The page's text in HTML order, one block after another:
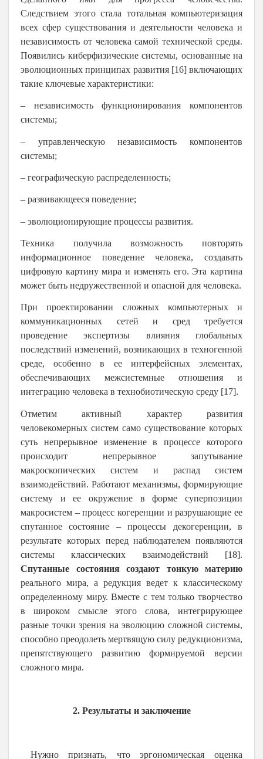
Следствием этого стала тотальная компьютеризация
всех сфер существования и деятельности человека и
независимость от человека самой технической среды.
Появились киберфизические системы, основанные на
эволюционных принципах развития [16] включающих
такие ключевые характеристики:
– независимость функционирования компонентов
системы;
– управленческую независимость компонентов
системы;
– географическую распределенность;
– развивающееся поведение;
– эволюционирующие процессы развития.
Техника получила возможность повторять
информационное поведение человека, создавать
цифровую картину мира и изменять его. Эта картина
может быть недружественной и опасной для человека.
При проектировании сложных компьютерных и
коммуникационных сетей и сред требуется
проведение экспертизы влияния глобальных
последствий изменений, возникающих в техногенной
среде, особенно в ее интерфейсных элементах,
обеспечивающих межсистемные отношения и
интеграцию человека в технобиотическую среду [17].
Отметим активный характер развития
человекомерных систем само существование которых
суть непрерывное изменение в процессе которого
происходит непрерывное запутывание
макроскопических систем и распад систем
взаимодействий. Работают механизмы, формирующие
систему и ее окружение в форме суперпозиции
макросистем – процесс когеренции и разрушающие ее
спутанное состояние – процессы декогеренции, в
результате которых перед наблюдателем появляются
системы классических взаимодействий [18].
Спутанные состояния создают тонкую материю
реального мира, а редукция ведет к классическому
определенному миру. Вместе с тем только творчество
в широком смысле этого слова, интегрирующее
разные точки зрения на эволюцию сложной системы,
способно преодолеть мертвящую силу редукционизма,
препятствующего развитию формируемой версии
сложного мира.
2. Результаты и заключение
Нужно признать, что эргономическая оценка